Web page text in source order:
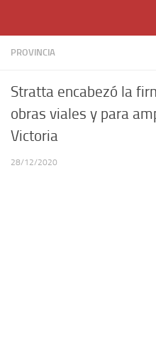
PROVINCIA
Stratta encabezó la
obras viales y para
Victoria
28/12/2020